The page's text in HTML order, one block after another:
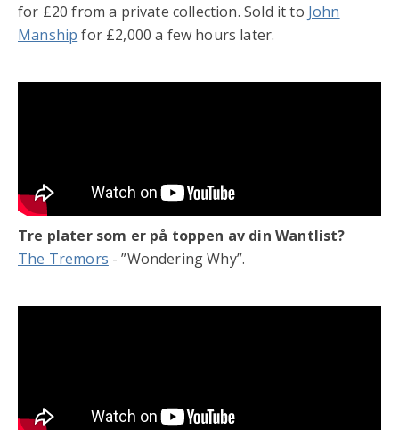
for £20 from a private collection. Sold it to John
Manship for £2,000 a few hours later.
Tre plater som er på toppen av din Wantlist?
The Tremors - ”Wondering Why”.